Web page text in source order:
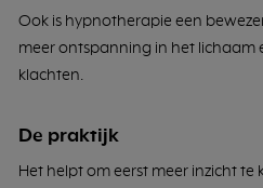
Ook is hypnotherapie een
meer ontspanning in het lichaam
klachten.
De praktijk
Het helpt om eerst meer inzicht te